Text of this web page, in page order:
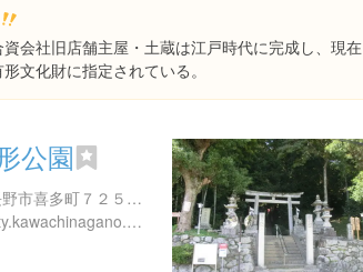
会社旧店舗主屋・土蔵は江戸時代に完成し、現在
文化財に指定されている。
公園
大阪府河内長野市喜多町７２５-７２５-１
http://www.city.kawachinagano.lg.jp/manabiyan/facility/eboshi_park.html